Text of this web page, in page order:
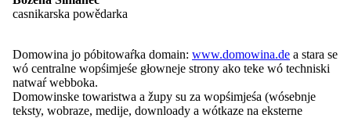
kalendaŕ "Pratyja", kenž se z lěta 1880 - z małymi a wětšymi
pśetergnjenjami - wudawa. Wón słuša źinsa k nejwěcej cytanym
Swój historiski wjerašk jo měła Maśica pśi góźbje 50. jubileuma w
lěśe 1930, wóswěśony ako spiwny a drastwiny swěźeń we
Wětošowje. Jo to była manifestacija žywjeńskeje wóle słowjańskeje
ludnosći z Dolneje a Górneje Łužyce. Ze zakazom Domowiny w
lěśe 1937, kótarejž jo Maśica wót załoženja 1912 pśisłušała, jo se
casnikarska powědarka
Domowina jo póbitowaŕka domain: www.domowina.de a stara se
wó centralne wopśimjeśe głowneje strony ako teke wó techniski
natwaŕ webboka.
Domowinske towaristwa a župy su za wopśimjeśa (wósebnje
teksty, wobraze, medije, downloady a wótkaze na eksterne